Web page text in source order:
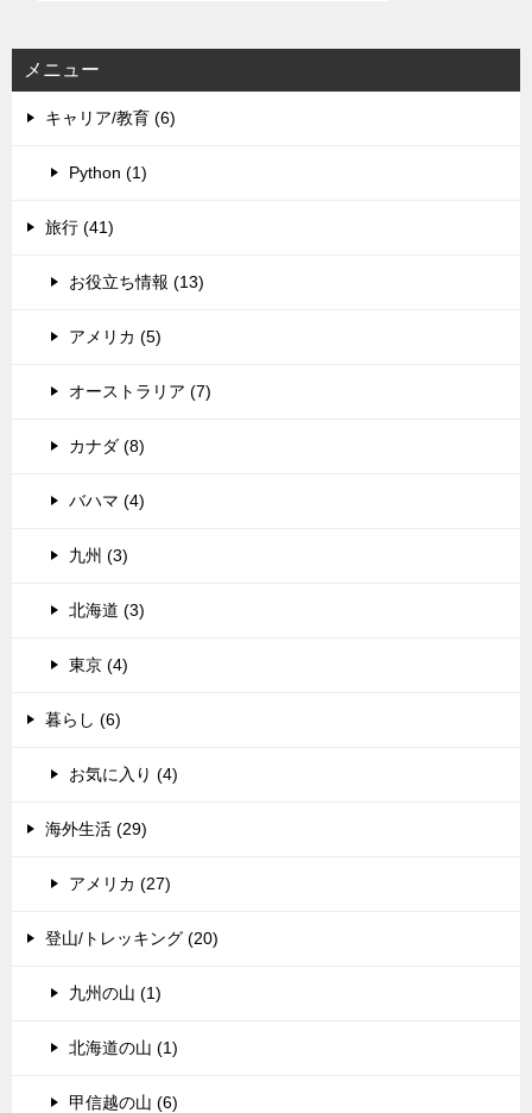
メニュー
キャリア/教育 (6)
Python (1)
旅行 (41)
お役立ち情報 (13)
アメリカ (5)
オーストラリア (7)
カナダ (8)
バハマ (4)
九州 (3)
北海道 (3)
東京 (4)
暮らし (6)
お気に入り (4)
海外生活 (29)
アメリカ (27)
登山/トレッキング (20)
九州の山 (1)
北海道の山 (1)
甲信越の山 (6)